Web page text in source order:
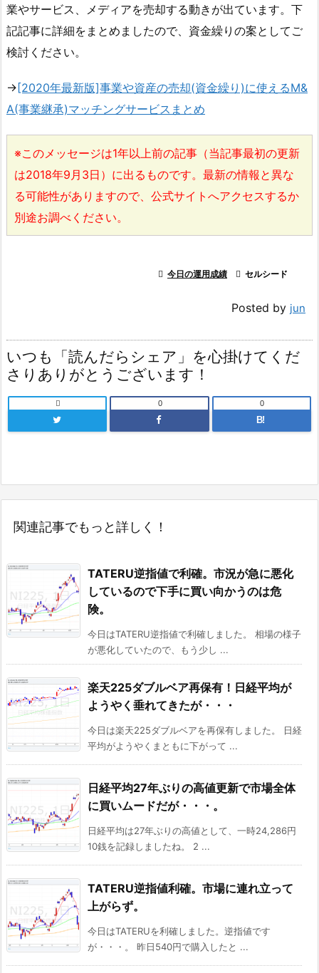
業やサービス、メディアを売却する動きが出ています。下
記記事に詳細をまとめましたので、資金繰りの案としてご
検討ください。
→ [2020年最新版]事業や資産の売却(資金繰り)に使えるM&
A(事業継承)マッチングサービスまとめ
※このメッセージは1年以上前の記事（当記事最初の更新
は2018年9月3日）に出るものです。最新の情報と異な
る可能性がありますので、公式サイトへアクセスするか
別途お調べください。
 今日の運用成績  セルシード
Posted by jun
いつも「読んだらシェア」を心掛けてくだ
さりありがとうございます！
 0
B!
0
関連記事でもっと詳しく！
TATERU逆指値で利確。市況が急に悪化
しているので下手に買い向かうのは危
険。
今日はTATERU逆指値で利確しました。 相場の様子
が悪化していたので、もう少し ...
楽天225ダブルベア再保有！日経平均が
ようやく垂れてきたが・・・
今日は楽天225ダブルベアを再保有しました。 日経
平均がようやくまともに下がって ...
日経平均27年ぶりの高値更新で市場全体
に買いムードだが・・・。
日経平均は27年ぶりの高値として、一時24,286円
10銭を記録しましたね。 2 ...
TATERU逆指値利確。市場に連れ立って
上がらず。
今日はTATERUを利確しました。逆指値です
が・・・。 昨日540円で購入したと ...